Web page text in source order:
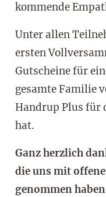
kommende
Unter allen
ersten
Gutscheine für
gesamte Familie
Handrup Plus für
hat.
Ganz herzlich
die uns mit
genommen